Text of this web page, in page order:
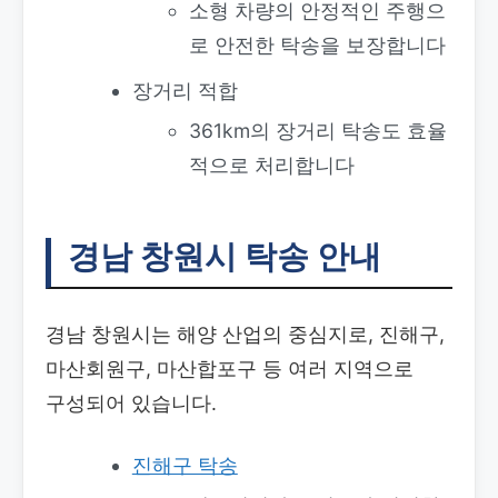
소형 차량의 안정적인 주행으
로 안전한 탁송을 보장합니다
장거리 적합
361km의 장거리 탁송도 효율
적으로 처리합니다
경남 창원시 탁송 안내
경남 창원시는 해양 산업의 중심지로, 진해구,
마산회원구, 마산합포구 등 여러 지역으로
구성되어 있습니다.
진해구 탁송